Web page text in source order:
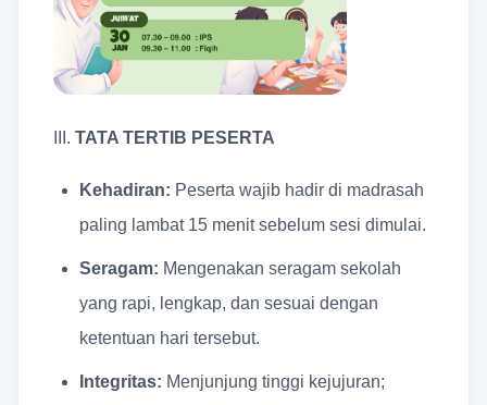
III. TATA TERTIB PESERTA
Kehadiran: Peserta wajib hadir di madrasah
paling lambat 15 menit sebelum sesi dimulai.
Seragam: Mengenakan seragam sekolah
yang rapi, lengkap, dan sesuai dengan
ketentuan hari tersebut.
Integritas: Menjunjung tinggi kejujuran;